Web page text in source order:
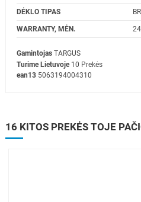
DĖKLO TIPAS
WARRANTY, MĖN. 24
Gamintojas TARGUS
Turime Lietuvoje 10 Prekės
ean13 5063194004310
16 KITOS PREKĖS TOJE